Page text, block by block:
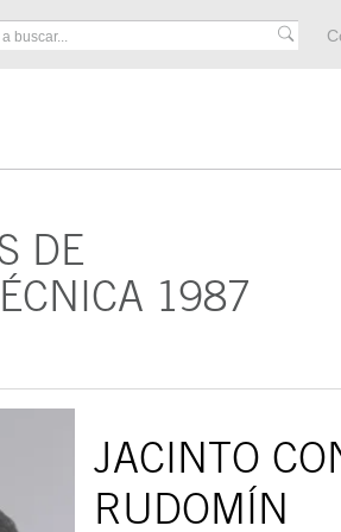
DE
1987
JACINTO
RUDOMÍN